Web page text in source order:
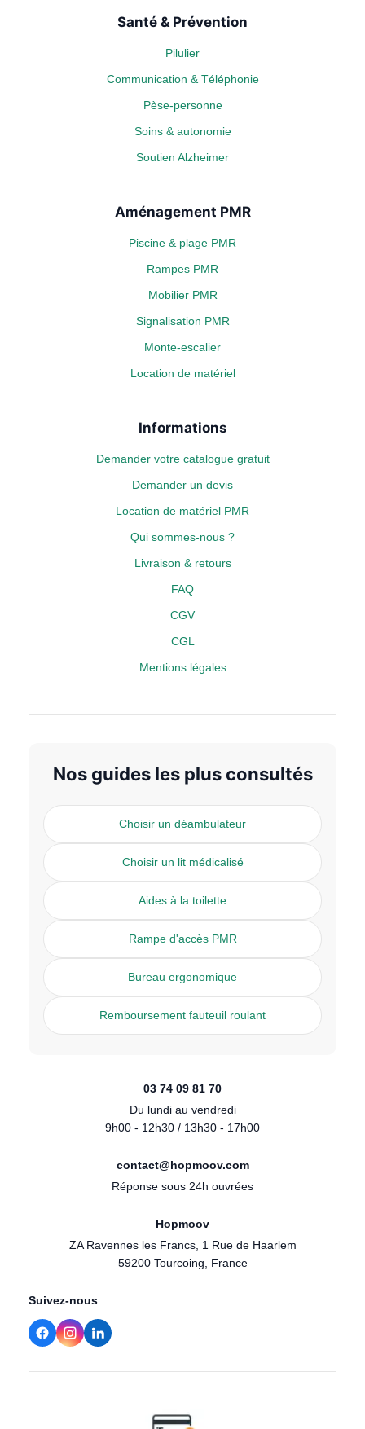
Santé & Prévention
Pilulier
Communication & Téléphonie
Pèse-personne
Soins & autonomie
Soutien Alzheimer
Aménagement PMR
Piscine & plage PMR
Rampes PMR
Mobilier PMR
Signalisation PMR
Monte-escalier
Location de matériel
Informations
Demander votre catalogue gratuit
Demander un devis
Location de matériel PMR
Qui sommes-nous ?
Livraison & retours
FAQ
CGV
CGL
Mentions légales
Nos guides les plus consultés
Choisir un déambulateur
Choisir un lit médicalisé
Aides à la toilette
Rampe d'accès PMR
Bureau ergonomique
Remboursement fauteuil roulant
03 74 09 81 70
Du lundi au vendredi
9h00 - 12h30 / 13h30 - 17h00
contact@hopmoov.com
Réponse sous 24h ouvrées
Hopmoov
ZA Ravennes les Francs, 1 Rue de Haarlem
59200 Tourcoing, France
Suivez-nous